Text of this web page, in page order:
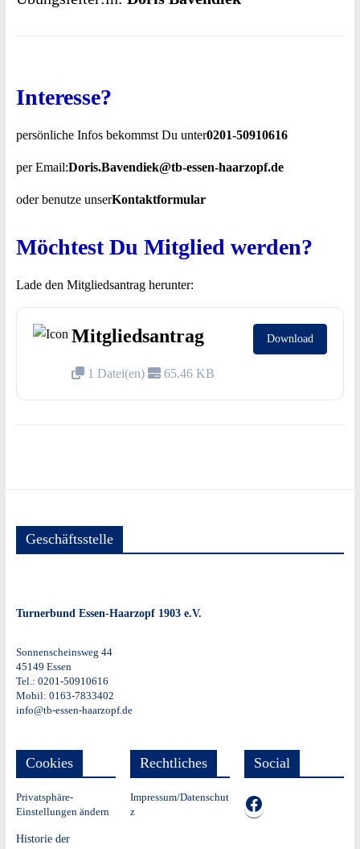
Interesse?
persönliche Infos bekommst Du unter0201-50910616
per Email:Doris.Bavendiek@tb-essen-haarzopf.de
oder benutze unserKontaktformular
Möchtest Du Mitglied werden?
Lade den Mitgliedsantrag herunter:
Mitgliedsantrag
1 Datei(en) 65.46 KB
Download
Geschäftsstelle
Turnerbund Essen-Haarzopf 1903 e.V.
Sonnenscheinsweg 44
45149 Essen
Tel.: 0201-50910616
Mobil: 0163-7833402
info@tb-essen-haarzopf.de
Cookies
Privatsphäre-
Einstellungen ändern
Historie der
Rechtliches
Impressum/Datenschut
z
Social
TB auf Facebook